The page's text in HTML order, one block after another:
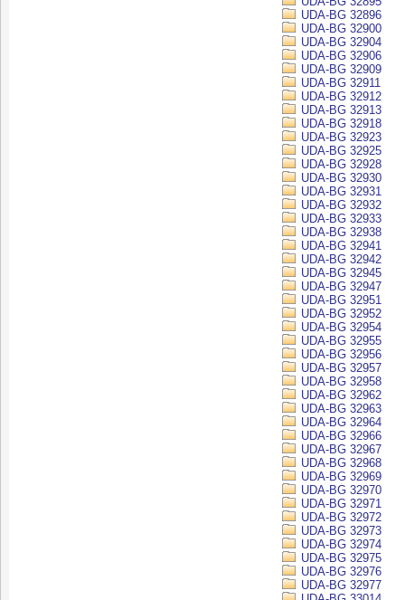
UDA-BG 32896
UDA-BG 32900
UDA-BG 32904
UDA-BG 32906
UDA-BG 32909
UDA-BG 32911
UDA-BG 32912
UDA-BG 32913
UDA-BG 32918
UDA-BG 32923
UDA-BG 32925
UDA-BG 32928
UDA-BG 32930
UDA-BG 32931
UDA-BG 32932
UDA-BG 32933
UDA-BG 32938
UDA-BG 32941
UDA-BG 32942
UDA-BG 32945
UDA-BG 32947
UDA-BG 32951
UDA-BG 32952
UDA-BG 32954
UDA-BG 32955
UDA-BG 32956
UDA-BG 32957
UDA-BG 32958
UDA-BG 32962
UDA-BG 32963
UDA-BG 32964
UDA-BG 32966
UDA-BG 32967
UDA-BG 32968
UDA-BG 32969
UDA-BG 32970
UDA-BG 32971
UDA-BG 32972
UDA-BG 32973
UDA-BG 32974
UDA-BG 32975
UDA-BG 32976
UDA-BG 32977